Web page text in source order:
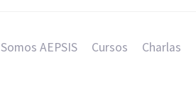
Somos AEPSIS Cursos Charlas